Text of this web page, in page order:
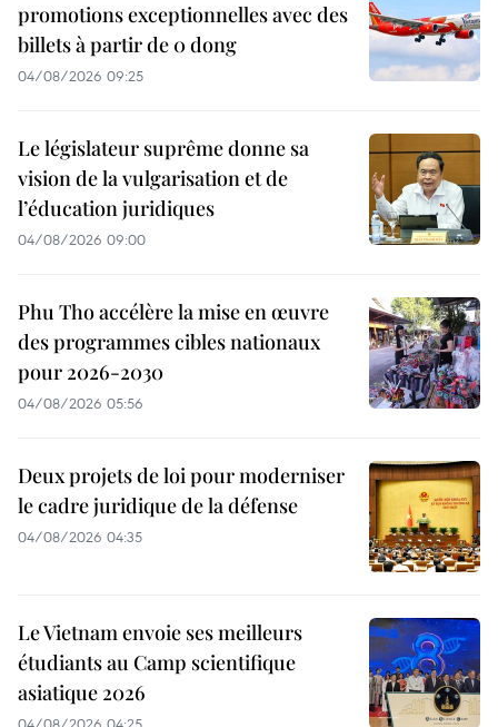
promotions exceptionnelles avec des
billets à partir de 0 dong
04/08/2026 09:25
Le législateur suprême donne sa
vision de la vulgarisation et de
l’éducation juridiques
04/08/2026 09:00
Phu Tho accélère la mise en œuvre
des programmes cibles nationaux
pour 2026-2030
04/08/2026 05:56
Deux projets de loi pour moderniser
le cadre juridique de la défense
04/08/2026 04:35
Le Vietnam envoie ses meilleurs
étudiants au Camp scientifique
asiatique 2026